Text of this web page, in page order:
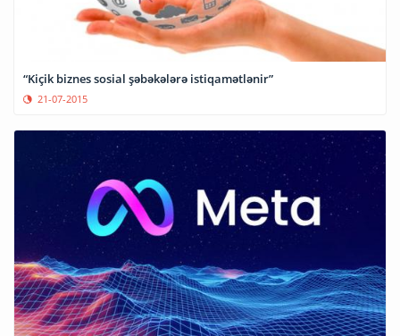
“Kiçik biznes sosial şəbəkələrə istiqamətlənir”
21-07-2015